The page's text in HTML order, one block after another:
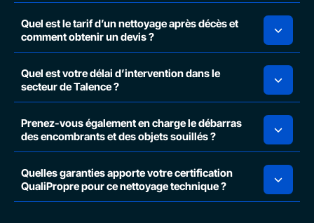
Quel est le tarif d’un nettoyage après décès et
comment obtenir un devis ?
Quel est votre délai d’intervention dans le
secteur de Talence ?
Prenez-vous également en charge le débarras
des encombrants et des objets souillés ?
Quelles garanties apporte votre certification
QualiPropre pour ce nettoyage technique ?